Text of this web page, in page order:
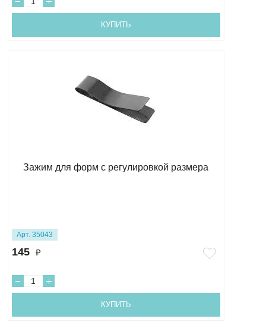
КУПИТЬ
Зажим для форм с регулировкой размера
Арт. 35043
145 ₽
КУПИТЬ